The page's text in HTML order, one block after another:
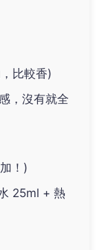
比較香)
，沒有就全
！)
25ml + 熱